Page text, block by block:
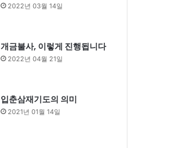
2022년 03월 14일
개금불사, 이렇게 진행됩니다
2022년 04월 21일
입춘삼재기도의 의미
2021년 01월 14일